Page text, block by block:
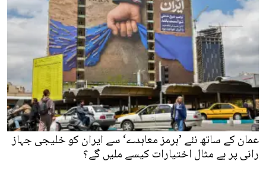
عمان کے ساتھ نئے ’ہرمز معاہدے‘ سے ایران کو خلیجی جہاز
رانی پر بے مثال اختیارات کیسے ملیں گے؟